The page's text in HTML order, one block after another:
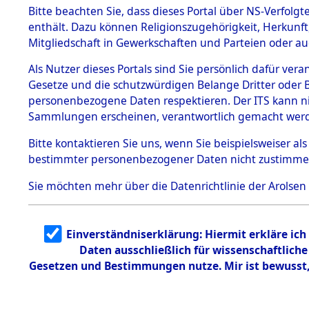
BESTÄNDE
1.
mente
5. Verschiedenes
5.3
Todesmärsche
5.3.1 Alliierte
Erhebungen
zu
Todesmärsch
en
5.3.2
Identifizierun
g
5.3.3
Todesmärsch
Bitte beachten Sie, dass dieses Portal über NS-
enthält. Dazu können Religionszugehörigkeit,
Mitgliedschaft in Gewerkschaften und Parteien oder
Als Nutzer dieses Portals sind Sie persönlich dafür
Gesetze und die schutzwürdigen Belange Dritter
personenbezogene Daten respektieren. Der ITS
Sammlungen erscheinen, verantwortlich gemacht
Bitte kontaktieren Sie uns, wenn Sie beispielsweiser
bestimmter personenbezogener Daten nicht
Sie möchten mehr über die Datenrichtlinie der Arolsen
Einverständniserklärung: Hiermit erkläre
Daten ausschließlich für
Gesetzen und Bestimmungen nutze. Mir ist